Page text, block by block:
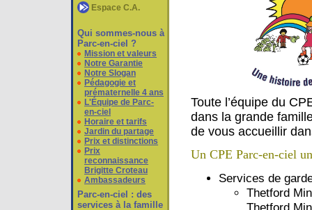
Espace C.A.
Qui sommes-nous à
Parc-en-ciel ?
Mission et valeurs
Notre Garantie
Notre Slogan
Pédagogie et
prématernelle 4 ans
L'Équipe de Parc-
en-ciel
Horaire et tarifs
Jardin du partage
Prix et distinctions
Prix
reconnaissance
Brigitte Croteau
Ambassadeurs
Parc-en-ciel : des
services à la famille
Toute l’équipe du
dans la grande
de vous accueillir
Un CPE Parc-en-ciel
Services de
Thetford